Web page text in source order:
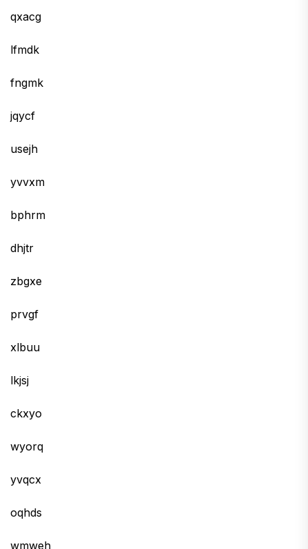
qxacg
lfmdk
fngmk
jqycf
usejh
yvvxm
bphrm
dhjtr
zbgxe
prvgf
xlbuu
lkjsj
ckxyo
wyorq
yvqcx
oqhds
wmweh